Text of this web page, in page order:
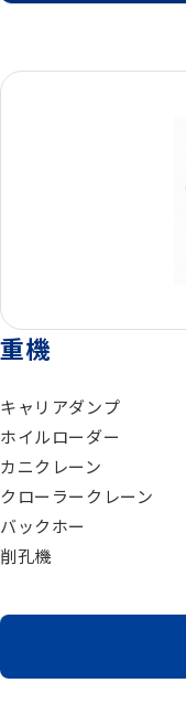
モルタル注入機器
エアーツール
電動機器
水中ポンプ
重機
キャリアダンプ
ホイルローダー
カニクレーン
クローラークレーン
バックホー
削孔機